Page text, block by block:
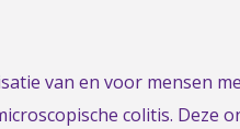
van en voor mensen
colitis. Deze